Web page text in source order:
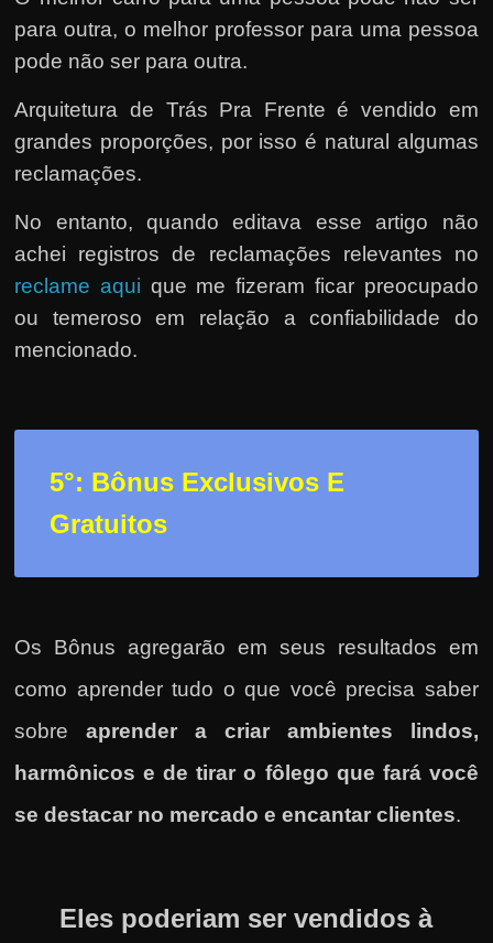
para outra, o melhor professor para uma pessoa
pode não ser para outra.
Arquitetura de Trás Pra Frente é vendido em
grandes proporções, por isso é natural algumas
reclamações.
No entanto, quando editava esse artigo não
achei registros de reclamações relevantes no
reclame aqui que me fizeram ficar preocupado
ou temeroso em relação a confiabilidade do
mencionado.
5°: Bônus Exclusivos E
Gratuitos
Os Bônus agregarão em seus resultados em
como aprender tudo o que você precisa saber
sobreaprender a criar ambientes lindos,
harmônicos e de tirar o fôlego que fará você
se destacar no mercado e encantar clientes.
Eles poderiam ser vendidos à